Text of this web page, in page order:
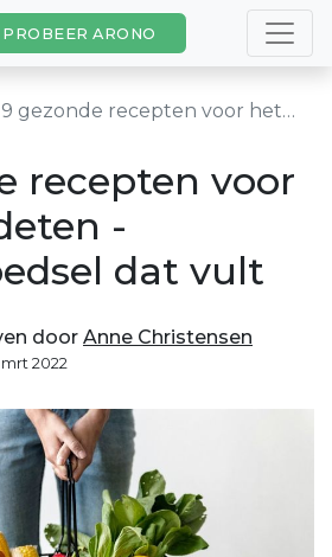
PROBEER ARONO
9 gezonde recepten voor het avondeten - afslankvoedsel dat vult
recepten voor
-
dat vult
door Anne Christensen
mrt 2022